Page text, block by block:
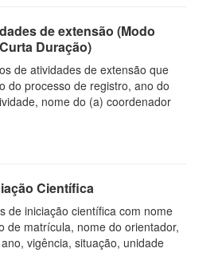
de extensão (Modo
Duração)
de atividades de extensão que
do processo de registro, ano do
nome do (a) coordenador
Científica
de iniciação científica com nome
de matrícula, nome do orientador,
vigência, situação, unidade